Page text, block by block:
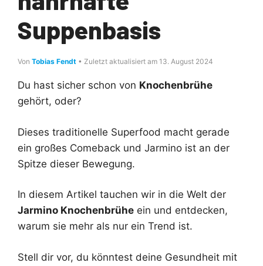
Suppenbasis
Von Tobias Fendt • Zuletzt aktualisiert am 13. August 2024
Du hast sicher schon von Knochenbrühe
gehört, oder?
Dieses traditionelle Superfood macht gerade
ein großes Comeback und Jarmino ist an der
Spitze dieser Bewegung.
In diesem Artikel tauchen wir in die Welt der
Jarmino Knochenbrühe ein und entdecken,
warum sie mehr als nur ein Trend ist.
Stell dir vor, du könntest deine Gesundheit mit